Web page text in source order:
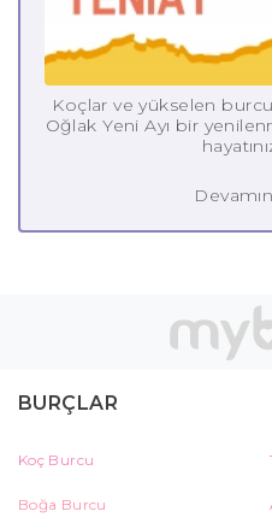
Koçlar ve yükselen
Oğlak Yeni Ayı bir
BURÇLAR
Koç Burcu
Boğa Burcu